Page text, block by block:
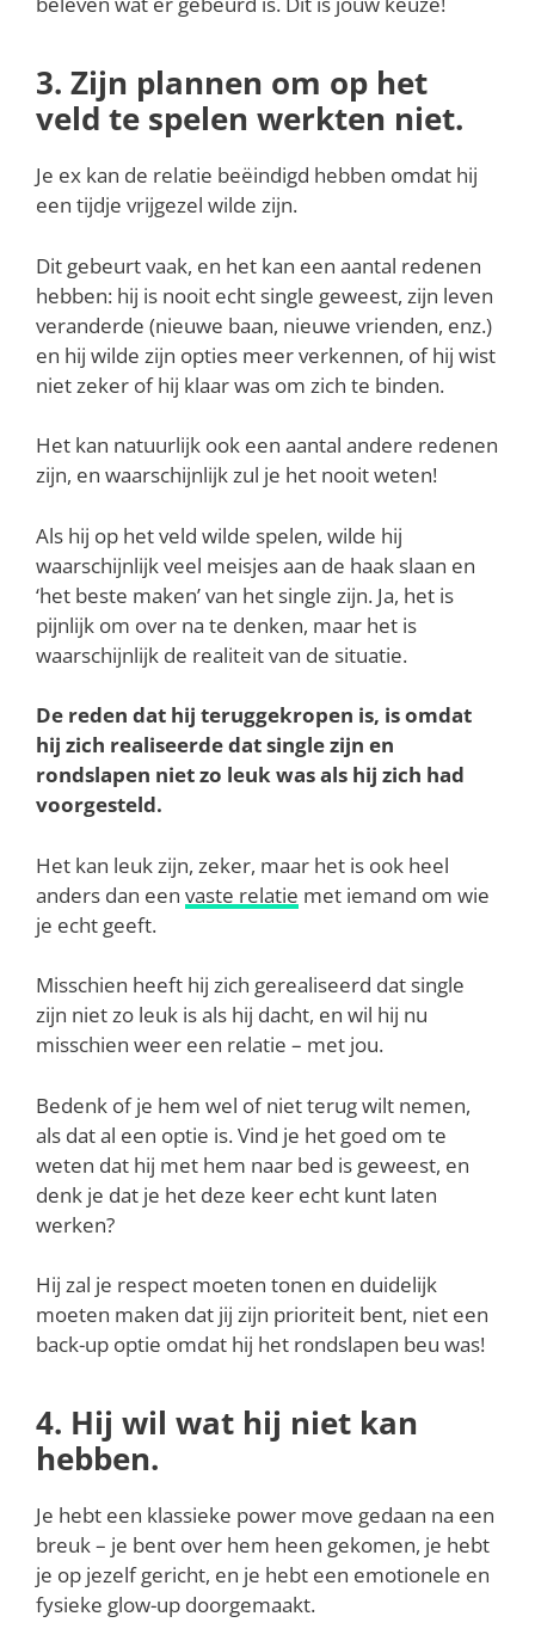
3. Zijn plannen om op het
veld te spelen werkten niet.
Je ex kan de relatie beëindigd hebben omdat hij
een tijdje vrijgezel wilde zijn.
Dit gebeurt vaak, en het kan een aantal redenen
hebben: hij is nooit echt single geweest, zijn leven
veranderde (nieuwe baan, nieuwe vrienden, enz.)
en hij wilde zijn opties meer verkennen, of hij wist
niet zeker of hij klaar was om zich te binden.
Het kan natuurlijk ook een aantal andere redenen
zijn, en waarschijnlijk zul je het nooit weten!
Als hij op het veld wilde spelen, wilde hij
waarschijnlijk veel meisjes aan de haak slaan en
‘het beste maken’ van het single zijn. Ja, het is
pijnlijk om over na te denken, maar het is
waarschijnlijk de realiteit van de situatie.
De reden dat hij teruggekropen is, is omdat
hij zich realiseerde dat single zijn en
rondslapen niet zo leuk was als hij zich had
voorgesteld.
Het kan leuk zijn, zeker, maar het is ook heel
anders dan een vaste relatie met iemand om wie
je echt geeft.
Misschien heeft hij zich gerealiseerd dat single
zijn niet zo leuk is als hij dacht, en wil hij nu
misschien weer een relatie – met jou.
Bedenk of je hem wel of niet terug wilt nemen,
als dat al een optie is. Vind je het goed om te
weten dat hij met hem naar bed is geweest, en
denk je dat je het deze keer echt kunt laten
werken?
Hij zal je respect moeten tonen en duidelijk
moeten maken dat jij zijn prioriteit bent, niet een
back-up optie omdat hij het rondslapen beu was!
4. Hij wil wat hij niet kan
hebben.
Je hebt een klassieke power move gedaan na een
breuk – je bent over hem heen gekomen, je hebt
je op jezelf gericht, en je hebt een emotionele en
fysieke glow-up doorgemaakt.